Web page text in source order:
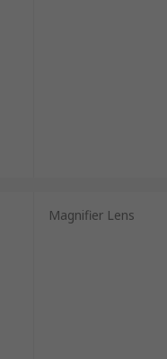
Magnifier Lens